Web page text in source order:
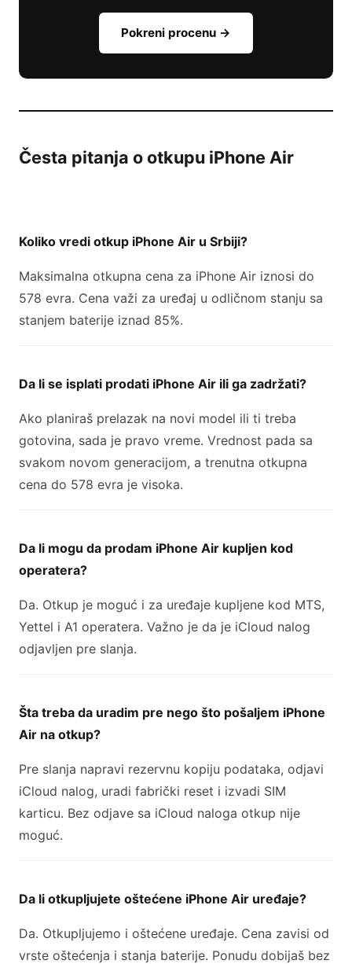
Pokreni procenu →
Česta pitanja o otkupu iPhone Air
Koliko vredi otkup iPhone Air u Srbiji?
Maksimalna otkupna cena za iPhone Air iznosi do
578 evra. Cena važi za uređaj u odličnom stanju sa
stanjem baterije iznad 85%.
Da li se isplati prodati iPhone Air ili ga zadržati?
Ako planiraš prelazak na novi model ili ti treba
gotovina, sada je pravo vreme. Vrednost pada sa
svakom novom generacijom, a trenutna otkupna
cena do 578 evra je visoka.
Da li mogu da prodam iPhone Air kupljen kod
operatera?
Da. Otkup je moguć i za uređaje kupljene kod MTS,
Yettel i A1 operatera. Važno je da je iCloud nalog
odjavljen pre slanja.
Šta treba da uradim pre nego što pošaljem iPhone
Air na otkup?
Pre slanja napravi rezervnu kopiju podataka, odjavi
iCloud nalog, uradi fabrički reset i izvadi SIM
karticu. Bez odjave sa iCloud naloga otkup nije
moguć.
Da li otkupljujete oštećene iPhone Air uređaje?
Da. Otkupljujemo i oštećene uređaje. Cena zavisi od
vrste oštećenja i stanja baterije. Ponudu dobijaš bez